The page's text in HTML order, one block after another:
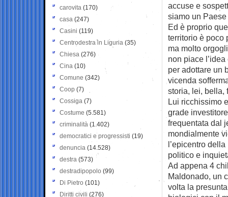
accuse e
siamo un
Ed è proprio
territorio è poco
ma molto
non piace
per adottare un
vicenda
storia, lei, bella,
Lui ricchissimo
grade
frequentata dal
mondialmente
l’epicentro
politico e
Ad appena 4
Maldonado, un
volta la
carovita (170)
casa (247)
Casini (119)
Centrodestra in Liguria (35)
Chiesa (276)
Cina (10)
Comune (342)
Coop (7)
Cossiga (7)
Costume (5.581)
criminalità (1.402)
democratici e progressisti (19)
denuncia (14.528)
destra (573)
destradipopolo (99)
Di Pietro (101)
Diritti civili (276)